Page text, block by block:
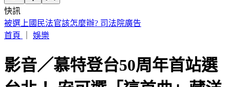
快訊
桃機8/13防空演習！網路降速線上報到注意、1服務暫停
首頁
娛樂
影音／慕特登台50周年首站選